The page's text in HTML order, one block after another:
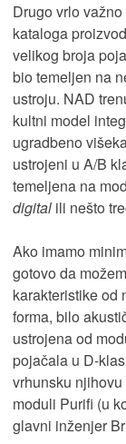
Drugo vrlo
kataloga
velikog broja
bio temeljen na
ustroju. NAD
kultni model
ugradbeno
ustrojeni u A/B
temeljena na
digital ili nešto
Ako imamo
gotovo da
karakteristike od
forma, bilo
ustrojena od
pojačala u D-
vrhunsku
moduli Purifi (u
glavni inženjer